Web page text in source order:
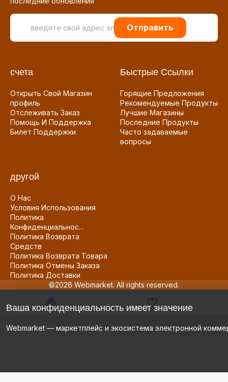
Отправить
счета
Открыть Свой Магазин
профиль
Отслеживать Заказ
Помощь И Поддержка
Билет Поддержки
Быстрые Ссылки
Горящие Предложения
Рекомендуемые Продукты
Лучшие Магазины
Последние Продукты
Часто задаваемые
вопросы
другой
О Нас
Условия Использования
Политика
Конфиденциальнос...
Политика Возврата
Средств
Политика Возврата Товара
Политика Отмены Заказа
Политика Доставки
©2026 Webmarket. All rights reserved.
Ваша конфиденциальность имеет значение
Webmarket — маркетплейс и экосистема электронной